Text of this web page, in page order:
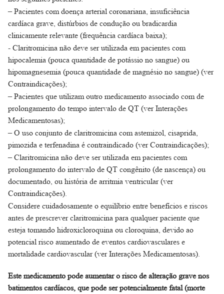
– Pacientes com doença arterial coronariana, insuficiência
cardíaca grave, distúrbios de condução ou bradicardia
clinicamente relevante (frequência cardíaca baixa);
- Claritromicina não deve ser utilizada em pacientes com
hipocalemia (pouca quantidade de potássio no sangue) ou
hipomagnesemia (pouca quantidade de magnésio no sangue) (ver
Contraindicações);
– Pacientes que utilizam outro medicamento associado com de
prolongamento do tempo intervalo de QT (ver Interações
Medicamentosas);
– O uso conjunto de claritromicina com astemizol, cisaprida,
pimozida e terfenadina é contraindicado (ver Contraindicações);
– Claritromicina não deve ser utilizada em pacientes com
prolongamento do intervalo de QT congênito (de nascença) ou
documentado, ou história de arritmia ventricular (ver
Contraindicações).
Considere cuidadosamente o equilíbrio entre benefícios e riscos
antes de prescrever claritromicina para qualquer paciente que
esteja tomando hidroxicloroquina ou cloroquina, devido ao
potencial risco aumentado de eventos cardiovasculares e
mortalidade cardiovascular (ver Interações Medicamentosas).
Este medicamento pode aumentar o risco de alteração grave nos
batimentos cardíacos, que pode ser potencialmente fatal (morte